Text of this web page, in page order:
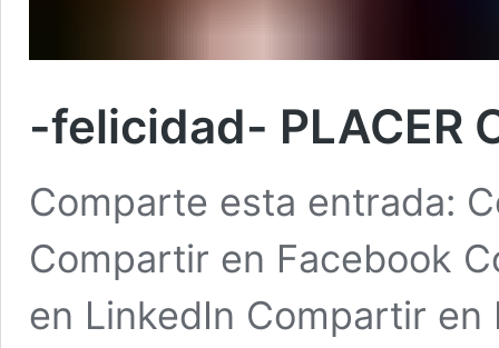
-felicidad- PLACER
Comparte esta entrada:
Compartir en Facebook
en LinkedIn Compartir